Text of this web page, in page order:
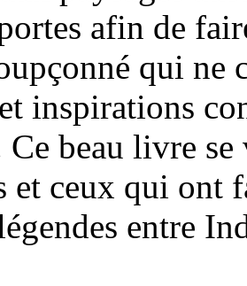
afin de
qui ne
inspirations
beau livre se
et ceux qui ont
entre